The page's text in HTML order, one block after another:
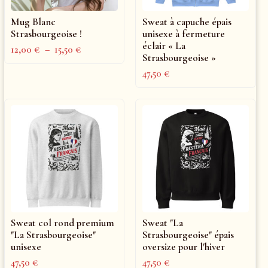
Mug Blanc
Strasbourgeoise !
12,00€ – 15,50€
Sweat à capuche épais
unisexe à fermeture
éclair « La
Strasbourgeoise »
47,50€
Sweat col rond premium
"La Strasbourgeoise"
unisexe
47,50€
Sweat "La
Strasbourgeoise" épais
oversize pour l'hiver
47,50€